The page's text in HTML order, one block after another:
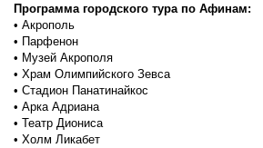
Программа городского тура по Афинам:
• Акрополь
• Парфенон
• Музей Акрополя
• Храм Олимпийского Зевса
• Стадион Панатинайкос
• Арка Адриана
• Театр Диониса
• Холм Ликабет